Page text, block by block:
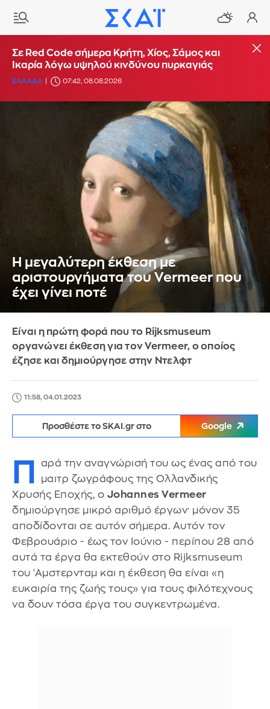
Σε Red Code σήμερα Κρήτη, Χίος, Σάμος και
Ικαρία λόγω υψηλού κινδύνου πυρκαγιάς
ΕΛΛΑΔΑ 07:42, 08.08.2026
Η μεγαλύτερη έκθεση με
αριστουργήματα του Vermeer που
έχει γίνει ποτέ
Είναι η πρώτη φορά που το Rijksmuseum
οργανώνει έκθεση για τον Vermeer, ο οποίος
έζησε και δημιούργησε στην Ντελφτ
11:58, 04.01.2023
Προσθέστε το SKAI.gr στο Google
Π
αρά την αναγνώρισή του ως ένας από του
μαιτρ ζωγράφους της Ολλανδικής
Χρυσής Εποχής, ο Johannes Vermeer
δημιούργησε μικρό αριθμό έργων· μόνον 35
αποδίδονται σε αυτόν σήμερα. Αυτόν τον
Φεβρουάριο - έως τον Ιούνιο - περίπου 28 από
αυτά τα έργα θα εκτεθούν στο Rijksmuseum
του 'Αμστερνταμ και η έκθεση θα είναι «η
ευκαιρία της ζωής τους» για τους φιλότεχνους
να δουν τόσα έργα του συγκεντρωμένα.